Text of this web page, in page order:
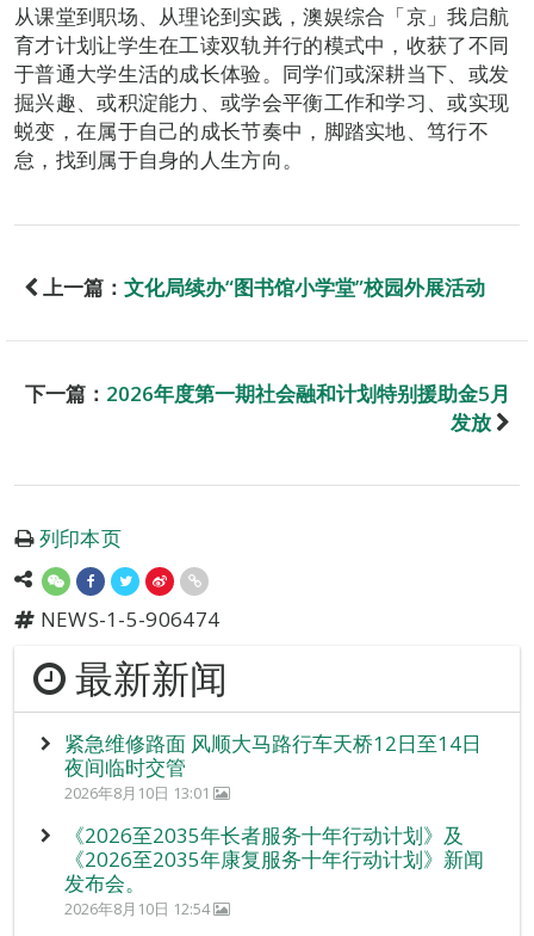
从课堂到职场、从理论到实践，澳娱综合「京」我启航
育才计划让学生在工读双轨并行的模式中，收获了不同
于普通大学生活的成长体验。同学们或深耕当下、或发
掘兴趣、或积淀能力、或学会平衡工作和学习、或实现
蜕变，在属于自己的成长节奏中，脚踏实地、笃行不
怠，找到属于自身的人生方向。
上一篇： 文化局续办“图书馆小学堂”校园外展活动
下一篇： 2026年度第一期社会融和计划特别援助金5月
发放
列印本页
NEWS-1-5-906474
最新新闻
紧急维修路面 风顺大马路行车天桥12日至14日
夜间临时交管
2026年8月10日 13:01
《2026至2035年长者服务十年行动计划》及
《2026至2035年康复服务十年行动计划》新闻
发布会。
2026年8月10日 12:54